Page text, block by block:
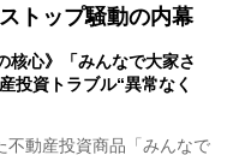
トップ騒動の内幕
核心》「みんなで大家さ
投資トラブル“異常なく
動産投資商品「みんなで